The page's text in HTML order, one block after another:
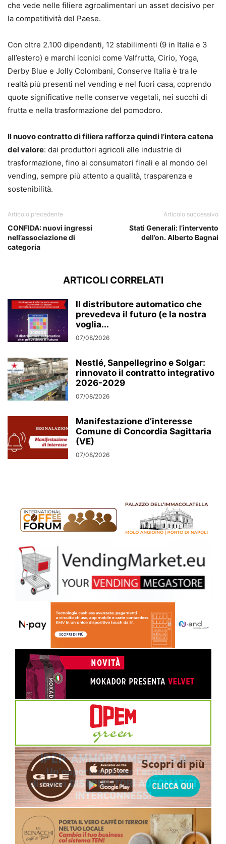
che vede nelle filiere agroalimentari un asset decisivo per
la competitività del Paese.
Con oltre 2.100 dipendenti, 12 stabilimenti (9 in Italia e 3
all’estero) e marchi iconici come Valfrutta, Cirio, Yoga,
Derby Blue e Jolly Colombani, Conserve Italia è tra le
realtà più presenti nel vending e nel fuori casa, coprendo
quote significative nelle conserve vegetali, nei succhi di
frutta e nella trasformazione del pomodoro.
Il nuovo contratto di filiera rafforza quindi l’intera catena
del valore: dai produttori agricoli alle industrie di
trasformazione, fino ai consumatori finali e al mondo del
vending, sempre più attento a qualità, trasparenza e
sostenibilità.
Articolo precedente
CONFIDA: nuovi ingressi
nell’associazione di
categoria
Articolo successivo
Stati Generali: l’intervento
dell’on. Alberto Bagnai
ARTICOLI CORRELATI
Il distributore automatico che
prevedeva il futuro (e la nostra
voglia...
07/08/2026
Nestlé, Sanpellegrino e Solgar:
rinnovato il contratto integrativo
2026-2029
07/08/2026
Manifestazione d’interesse
Comune di Concordia Sagittaria
(VE)
07/08/2026